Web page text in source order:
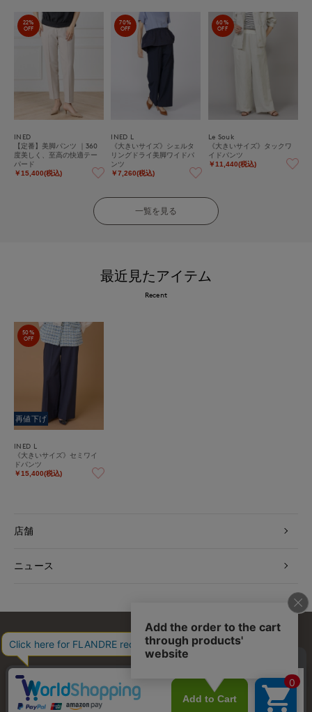
22%
OFF
INED
【定番】美脚パンツ ｜360
度美しく、至高の快適テー
パード
￥15,400(税込)
70%
OFF
INED L
《大きいサイズ》シェルタ
リングドライ美脚ワイドパ
ンツ
￥7,260(税込)
60%
OFF
Le Souk
《大きいサイズ》タックワ
イドパンツ
￥11,440(税込)
一覧を見る
最近見たアイテム
Recent
50%
OFF
再値下げ
INED L
《大きいサイズ》セミワイ
ドパンツ
￥15,400(税込)
店舗
ニュース
お問い合わせ 利用規約 会社概要 プライバシーポリシー
特定商取引・古物営業法に基づく表示 店舗リスト